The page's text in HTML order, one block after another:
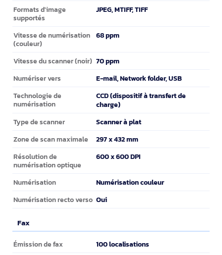
Formats d'image
supportés
JPEG, MTIFF, TIFF
Vitesse de numérisation
(couleur)
68 ppm
Vitesse du scanner (noir) 70 ppm
Numériser vers E-mail, Network folder, USB
Technologie de
numérisation
CCD (dispositif à transfert de
charge)
Type de scanner Scanner à plat
Zone de scan maximale 297 x 432 mm
Résolution de
numérisation optique
600 x 600 DPI
Numérisation Numérisation couleur
Numérisation recto verso Oui
Fax
Fax
Émission de fax 100 localisations